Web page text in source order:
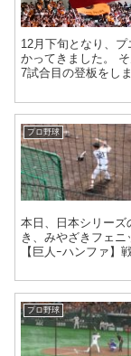
12月下旬となり、
かってきました。
7試合目の登板をし
プロ野球
本日、日本シリー
き、みやざきフェニ
【巨人ｰハンファ】
プロ野球